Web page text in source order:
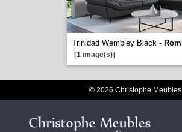
Trinidad Wembley Black - Rom
[1 image(s)]
© 2026 Christophe Meubles